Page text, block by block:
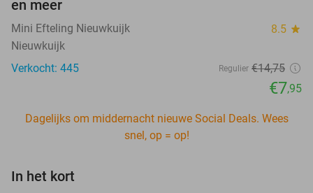
en meer
Mini Efteling Nieuwkuijk 8.5 star
Nieuwkuijk
Verkocht: 445
Regulier €14,75
€7,95
Dagelijks om middernacht nieuwe Social Deals. Wees
snel, op = op!
In het kort